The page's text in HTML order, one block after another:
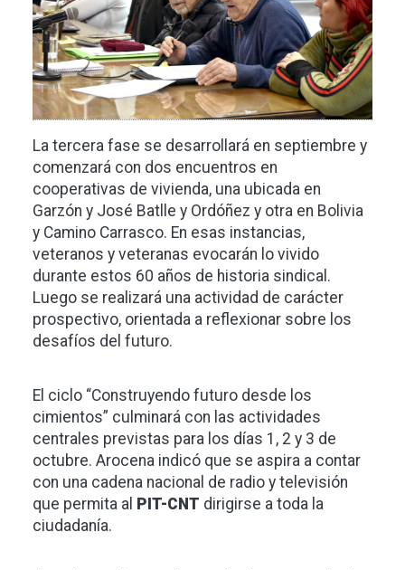
La tercera fase se desarrollará en septiembre y
comenzará con dos encuentros en
cooperativas de vivienda, una ubicada en
Garzón y José Batlle y Ordóñez y otra en Bolivia
y Camino Carrasco. En esas instancias,
veteranos y veteranas evocarán lo vivido
durante estos 60 años de historia sindical.
Luego se realizará una actividad de carácter
prospectivo, orientada a reflexionar sobre los
desafíos del futuro.
El ciclo “Construyendo futuro desde los
cimientos” culminará con las actividades
centrales previstas para los días 1, 2 y 3 de
octubre. Arocena indicó que se aspira a contar
con una cadena nacional de radio y televisión
que permita al PIT-CNT dirigirse a toda la
ciudadanía.